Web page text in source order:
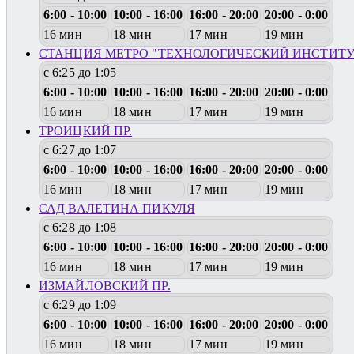
6:00 - 10:00 10:00 - 16:00 16:00 - 20:00 20:00 - 0:00
16 мин
18 мин 17 мин
19 мин
СТАНЦИЯ МЕТРО "ТЕХНОЛОГИЧЕСКИЙ
с 6:25 до 1:05
6:00 - 10:00 10:00 - 16:00 16:00 - 20:00 20:00 - 0:00
16 мин
18 мин 17 мин
19 мин
ТРОИЦКИЙ ПР.
с 6:27 до 1:07
6:00 - 10:00 10:00 - 16:00 16:00 - 20:00 20:00 - 0:00
16 мин
18 мин 17 мин
19 мин
САД ВАЛЕТИНА ПИКУЛЯ
с 6:28 до 1:08
6:00 - 10:00 10:00 - 16:00 16:00 - 20:00 20:00 - 0:00
16 мин
18 мин 17 мин
19 мин
ИЗМАЙЛОВСКИЙ ПР.
с 6:29 до 1:09
6:00 - 10:00 10:00 - 16:00 16:00 - 20:00 20:00 - 0:00
16 мин
18 мин 17 мин 19 мин